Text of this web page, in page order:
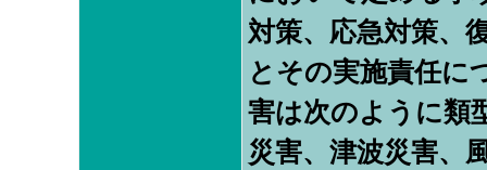
対策、応急対策、
とその実施責任に
害は次のように類
災害、津波災害、